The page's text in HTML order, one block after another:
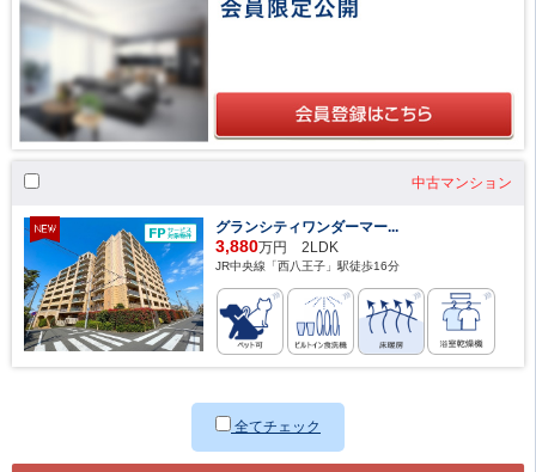
中古マンション
グランシティワンダーマー...
3,880万円 2LDK
JR中央線「西八王子」駅徒歩16分
全てチェック